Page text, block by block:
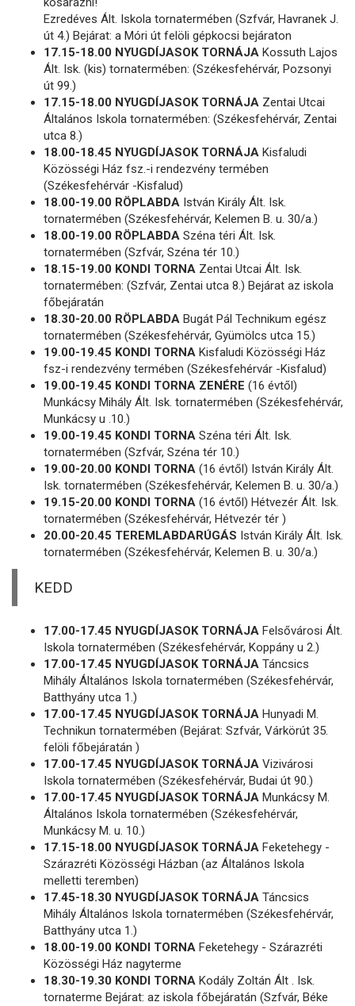
Ezredéves Ált. Iskola tornatermében (Szfvár, Havranek J.
út 4.) Bejárat: a Móri út felöli gépkocsi bejáraton
17.15-18.00 NYUGDÍJASOK TORNÁJA Kossuth Lajos
Ált. Isk. (kis) tornatermében: (Székesfehérvár, Pozsonyi
út 99.)
17.15-18.00 NYUGDÍJASOK TORNÁJA Zentai Utcai
Általános Iskola tornatermében: (Székesfehérvár, Zentai
utca 8.)
18.00-18.45 NYUGDÍJASOK TORNÁJA Kisfaludi
Közösségi Ház fsz.-i rendezvény termében
(Székesfehérvár -Kisfalud)
18.00-19.00 RÖPLABDA István Király Ált. Isk.
tornatermében (Székesfehérvár, Kelemen B. u. 30/a.)
18.00-19.00 RÖPLABDA Széna téri Ált. Isk.
tornatermében (Szfvár, Széna tér 10.)
18.15-19.00 KONDI TORNA Zentai Utcai Ált. Isk.
tornatermében: (Szfvár, Zentai utca 8.) Bejárat az iskola
főbejáratán
18.30-20.00 RÖPLABDA Bugát Pál Technikum egész
tornatermében (Székesfehérvár, Gyümölcs utca 15.)
19.00-19.45 KONDI TORNA Kisfaludi Közösségi Ház
fsz-i rendezvény termében (Székesfehérvár -Kisfalud)
19.00-19.45 KONDI TORNA ZENÉRE (16 évtől)
Munkácsy Mihály Ált. Isk. tornatermében (Székesfehérvár,
Munkácsy u .10.)
19.00-19.45 KONDI TORNA Széna téri Ált. Isk.
tornatermében (Szfvár, Széna tér 10.)
19.00-20.00 KONDI TORNA (16 évtől) István Király Ált.
Isk. tornatermében (Székesfehérvár, Kelemen B. u. 30/a.)
19.15-20.00 KONDI TORNA (16 évtől) Hétvezér Ált. Isk.
tornatermében (Székesfehérvár, Hétvezér tér )
20.00-20.45 TEREMLABDARÚGÁS István Király Ált. Isk.
tornatermében (Székesfehérvár, Kelemen B. u. 30/a.)
KEDD
17.00-17.45 NYUGDÍJASOK TORNÁJA Felsővárosi Ált.
Iskola tornatermében (Székesfehérvár, Koppány u 2.)
17.00-17.45 NYUGDÍJASOK TORNÁJA Táncsics
Mihály Általános Iskola tornatermében (Székesfehérvár,
Batthyány utca 1.)
17.00-17.45 NYUGDÍJASOK TORNÁJA Hunyadi M.
Technikun tornatermében (Bejárat: Szfvár, Várkörút 35.
felöli főbejáratán )
17.00-17.45 NYUGDÍJASOK TORNÁJA Vizivárosi
Iskola tornatermében (Székesfehérvár, Budai út 90.)
17.00-17.45 NYUGDÍJASOK TORNÁJA Munkácsy M.
Általános Iskola tornatermében (Székesfehérvár,
Munkácsy M. u. 10.)
17.15-18.00 NYUGDÍJASOK TORNÁJA Feketehegy -
Szárazréti Közösségi Házban (az Általános Iskola
melletti teremben)
17.45-18.30 NYUGDÍJASOK TORNÁJA Táncsics
Mihály Általános Iskola tornatermében (Székesfehérvár,
Batthyány utca 1.)
18.00-19.00 KONDI TORNA Feketehegy - Szárazréti
Közösségi Ház nagyterme
18.30-19.30 KONDI TORNA Kodály Zoltán Ált . Isk.
tornaterme Bejárat: az iskola főbejáratán (Szfvár, Béke